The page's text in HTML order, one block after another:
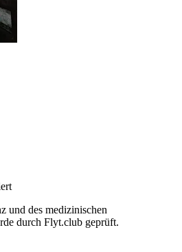
und des medizinischen
durch Flyt.club geprüft.